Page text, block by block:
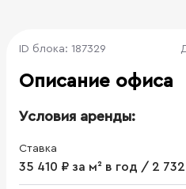
ID блока: 187329
Описание офиса
Условия аренды:
Ставка
35 410 ₽ за м² в год / 2